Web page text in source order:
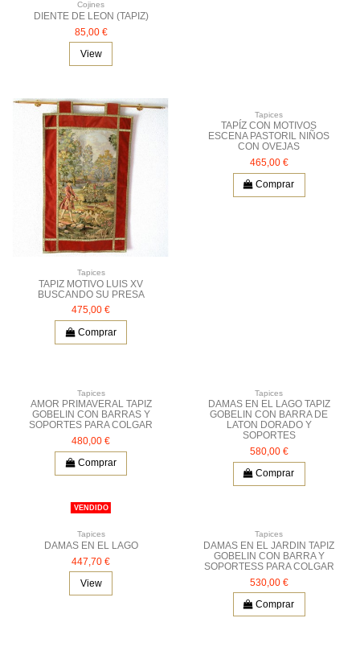
Cojines
DIENTE DE LEON (TAPIZ)
85,00 €
View
Tapices
TAPIZ MOTIVO LUIS XV
BUSCANDO SU PRESA
475,00 €
Comprar
Tapices
TAPÍZ CON MOTIVOS
ESCENA PASTORIL NIÑOS
CON OVEJAS
465,00 €
Comprar
Tapices
AMOR PRIMAVERAL TAPIZ
GOBELIN CON BARRAS Y
SOPORTES PARA COLGAR
480,00 €
Comprar
Tapices
DAMAS EN EL LAGO TAPIZ
GOBELIN CON BARRA DE
LATON DORADO Y
SOPORTES
580,00 €
Comprar
VENDIDO
Tapices
DAMAS EN EL LAGO
447,70 €
View
Tapices
DAMAS EN EL JARDIN TAPIZ
GOBELIN CON BARRA Y
SOPORTESS PARA COLGAR
530,00 €
Comprar